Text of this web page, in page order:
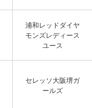
浦和レッドダイヤ
モンズレディース
ユース
セレッソ大阪堺ガ
ールズ